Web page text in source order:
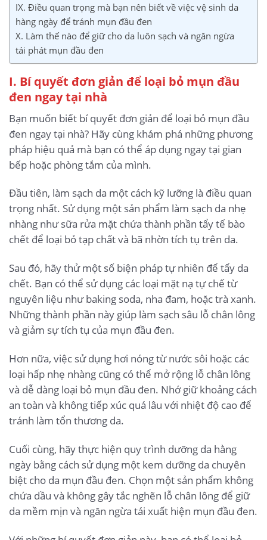
IX. Điều quan trọng mà bạn nên biết về việc vệ sinh da
hàng ngày để tránh mụn đầu đen
X. Làm thế nào để giữ cho da luôn sạch và ngăn ngừa
tái phát mụn đầu đen
I. Bí quyết đơn giản để loại bỏ mụn đầu
đen ngay tại nhà
Bạn muốn biết bí quyết đơn giản để loại bỏ mụn đầu
đen ngay tại nhà? Hãy cùng khám phá những phương
pháp hiệu quả mà bạn có thể áp dụng ngay tại gian
bếp hoặc phòng tắm của mình.
Đầu tiên, làm sạch da một cách kỹ lưỡng là điều quan
trọng nhất. Sử dụng một sản phẩm làm sạch da nhẹ
nhàng như sữa rửa mặt chứa thành phần tẩy tế bào
chết để loại bỏ tạp chất và bã nhờn tích tụ trên da.
Sau đó, hãy thử một số biện pháp tự nhiên để tẩy da
chết. Bạn có thể sử dụng các loại mặt nạ tự chế từ
nguyên liệu như baking soda, nha đam, hoặc trà xanh.
Những thành phần này giúp làm sạch sâu lỗ chân lông
và giảm sự tích tụ của mụn đầu đen.
Hơn nữa, việc sử dụng hơi nóng từ nước sôi hoặc các
loại hấp nhẹ nhàng cũng có thể mở rộng lỗ chân lông
và dễ dàng loại bỏ mụn đầu đen. Nhớ giữ khoảng cách
an toàn và không tiếp xúc quá lâu với nhiệt độ cao để
tránh làm tổn thương da.
Cuối cùng, hãy thực hiện quy trình dưỡng da hằng
ngày bằng cách sử dụng một kem dưỡng da chuyên
biệt cho da mụn đầu đen. Chọn một sản phẩm không
chứa dầu và không gây tắc nghẽn lỗ chân lông để giữ
da mềm mịn và ngăn ngừa tái xuất hiện mụn đầu đen.